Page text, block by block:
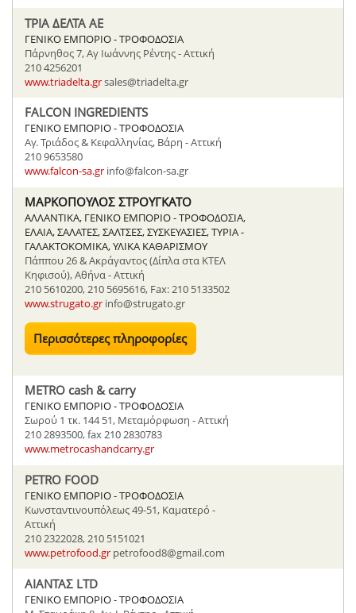
ΤΡΙΑ ΔΕΛΤΑ AΕ
ΓΕΝΙΚΟ ΕΜΠΟΡΙΟ - ΤΡΟΦΟΔΟΣΙΑ
Πάρνηθος 7, Αγ Ιωάννης Ρέντης - Αττική
210 4256201
www.triadelta.grsales@triadelta.gr
FALCON INGREDIENTS
ΓΕΝΙΚΟ ΕΜΠΟΡΙΟ - ΤΡΟΦΟΔΟΣΙΑ
Aγ. Τριάδος & Κεφαλληνίας, Βάρη - Αττική
210 9653580
www.falcon-sa.gr info@falcon-sa.gr
ΜΑΡΚΟΠΟΥΛΟΣ ΣΤΡΟΥΓΚΑΤΟ
ΑΛΛΑΝΤΙΚΑ, ΓΕΝΙΚΟ ΕΜΠΟΡΙΟ - ΤΡΟΦΟΔΟΣΙΑ,
ΕΛΑΙΑ, ΣΑΛΑΤΕΣ, ΣΑΛΤΣΕΣ, ΣΥΣΚΕΥΑΣΙΕΣ, ΤΥΡΙΑ -
ΓΑΛΑΚΤΟΚΟΜΙΚΑ, ΥΛΙΚΑ ΚΑΘΑΡΙΣΜΟΥ
Πάππου 26 & Ακράγαντος (Δίπλα στα ΚΤΕΛ
Κηφισού), Αθήνα - Αττική
210 5610200, 210 5695616, Fax: 210 5133502
www.strugato.gr info@strugato.gr
Περισσότερες πληροφορίες
METRO cash & carry
ΓΕΝΙΚΟ ΕΜΠΟΡΙΟ - ΤΡΟΦΟΔΟΣΙΑ
Σωρού 1 τκ. 144 51, Μεταμόρφωση - Αττική
210 2893500, fax 210 2830783
www.metrocashandcarry.gr
PETRO FOOD
ΓΕΝΙΚΟ ΕΜΠΟΡΙΟ - ΤΡΟΦΟΔΟΣΙΑ
Κωνσταντινουπόλεως 49-51, Καματερό -
Αττική
210 2322028, 210 5151021
www.petrofood.gr petrofood8@gmail.com
ΑΙΑΝΤΑΣ LTD
ΓΕΝΙΚΟ ΕΜΠΟΡΙΟ - ΤΡΟΦΟΔΟΣΙΑ